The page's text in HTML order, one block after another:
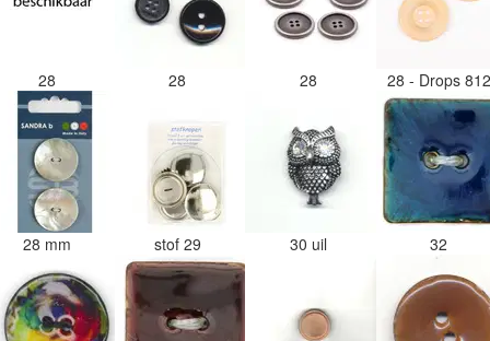
28 28 28 28 - Drops
28 mm stof 29 30 uil 32